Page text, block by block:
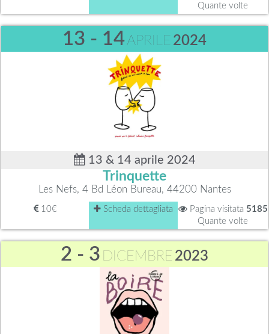
Quante volte
13 - 14APRILE 2024
13 & 14 aprile 2024
Trinquette
Les Nefs, 4 Bd Léon Bureau, 44200 Nantes
10€ Scheda dettagliata Pagina visitata 5185
Quante volte
2 - 3 DICEMBRE 2023